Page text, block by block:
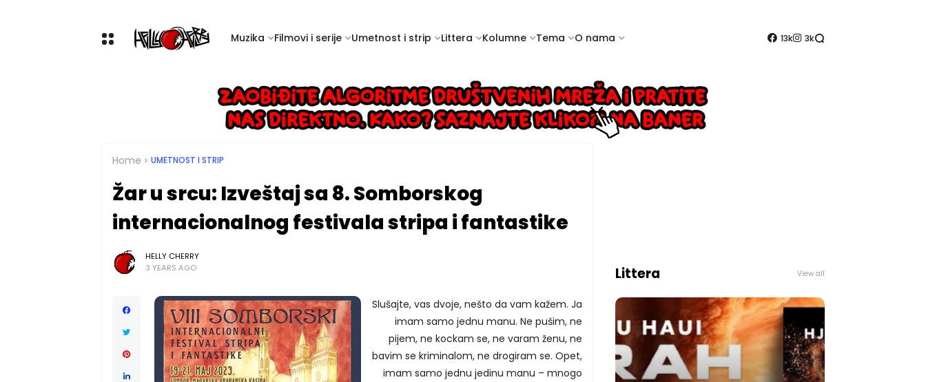
Muzika Filmovi i serije Umetnost i strip Littera Kolumne Tema O nama 13k 3k
Home UMETNOST I STRIP
Žar u srcu: Izveštaj sa 8. Somborskog
internacionalnog festivala stripa i fantastike
HELLY CHERRY
3 YEARS AGO
Slušajte, vas dvoje, nešto da vam kažem. Ja
imam samo jednu manu. Ne pušim, ne
pijem, ne kockam se, ne varam ženu, ne
bavim se kriminalom, ne drogiram se. Opet,
imam samo jednu jedinu manu – mnogo
Littera View all